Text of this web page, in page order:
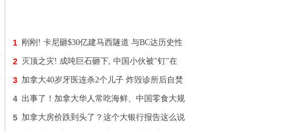
1 刚刚! 卡尼砸$30亿建马西隧道 与BC达历史性
2 灭顶之灾! 成吨巨石砸下, 中国小伙被"钉"在
3 加拿大40岁牙医连杀2个儿子 炸毁诊所后自焚
4 出事了！加拿大华人常吃海鲜、中国零食大规
5 加拿大房价跌到头了？这个大银行报告这么说